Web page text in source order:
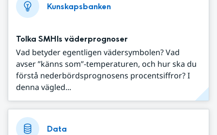
Kunskapsbanken
Tolka SMHIs väderprognoser
Vad betyder egentligen vädersymbolen? Vad
avser ”känns som”-temperaturen, och hur ska du
förstå nederbördsprognosens procentsiffror? I
denna vägled...
Data